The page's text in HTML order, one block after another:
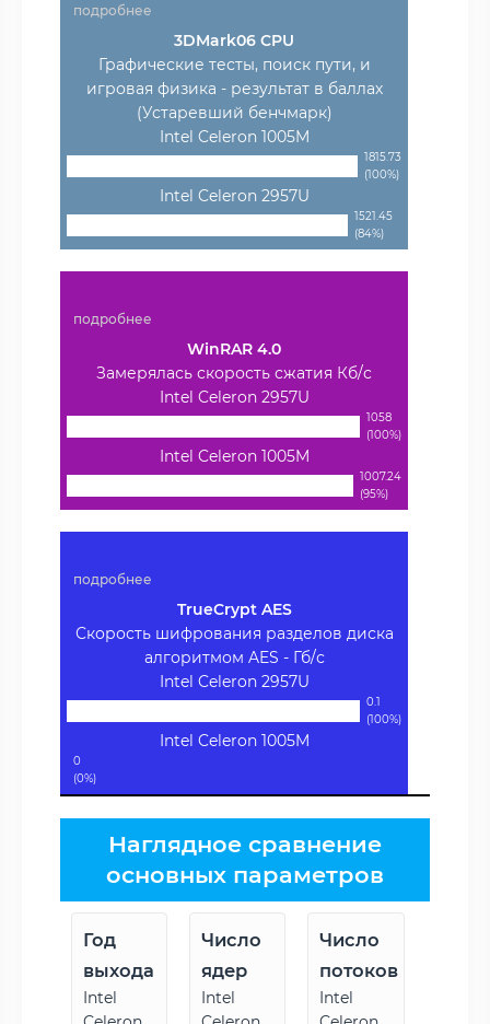
подробнее
3DMark06 CPU
Графические тесты, поиск пути, и
игровая физика - результат в баллах
(Устаревший бенчмарк)
Intel Celeron 1005M
1815.73
(100%)
Intel Celeron 2957U
1521.45
(84%)
подробнее
WinRAR 4.0
Замерялась скорость сжатия Кб/с
Intel Celeron 2957U
1058
(100%)
Intel Celeron 1005M
1007.24
(95%)
подробнее
TrueCrypt AES
Скорость шифрования разделов диска
алгоритмом AES - Гб/с
Intel Celeron 2957U
0.1
(100%)
Intel Celeron 1005M
0
(0%)
Наглядное сравнение
основных параметров
Год
выхода
Intel
Число
ядер
Intel
Число
потоков
Intel